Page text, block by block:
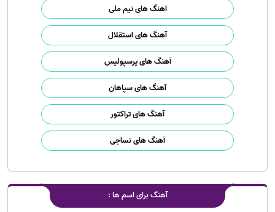
اهنگ های تیم ملی
آهنگ های استقلال
آهنگ های پرسپولیس
آهنگ های سپاهان
آهنگ های تراکتور
آهنگ های نساجی
آهنگ برای اسم ها :